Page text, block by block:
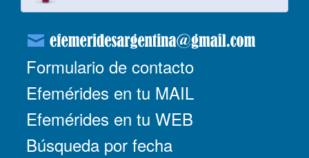
Formulario de contacto
Efemérides en tu MAIL
Efemérides en tu WEB
Búsqueda por fecha